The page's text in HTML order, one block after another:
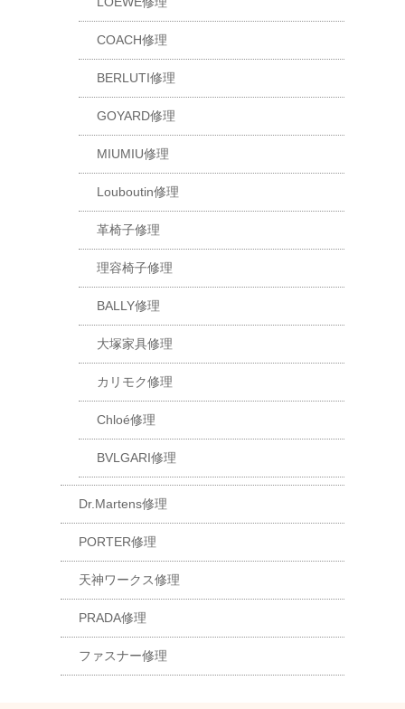
COACH修理
BERLUTI修理
GOYARD修理
MIUMIU修理
Louboutin修理
革椅子修理
理容椅子修理
BALLY修理
大塚家具修理
カリモク修理
Chloé修理
BVLGARI修理
Dr.Martens修理
PORTER修理
天神ワークス修理
PRADA修理
ファスナー修理